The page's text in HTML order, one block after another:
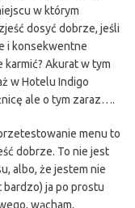
w którym
dosyć dobrze, jeśli
i konsekwentne
karmić? Akurat w tym
w Hotelu Indigo
ale o tym zaraz….
menu to
dobrze. To nie jest
albo, że jestem nie
bardzo) ja po prostu
wącham,